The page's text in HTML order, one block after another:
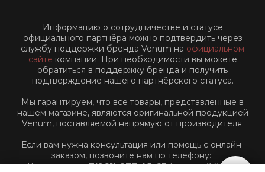
Информацию о сотрудничестве и статусе
официального партнёра можно подтвердить через
службу поддержки бренда Venum на официальном
сайте компании. При необходимости вы можете
обратиться в поддержку бренда и получить
подтверждение нашего партнёрского статуса.
Мы гарантируем, что все товары, представленные в
нашем магазине, являются оригинальной продукцией
Venum, поставляемой напрямую от производителя.
Если вам нужна консультация или помощь с онлайн-
заказом, позвоните нам по телефону:
Для звонков:+7(961)-877-45-63(пн-пт: с 9:00 до